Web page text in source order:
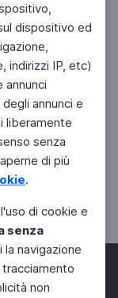
dispositivo ed
indirizzi IP, etc)
annunci
annunci e
liberamente
senza
di più
.
di cookie e
senza
la navigazione
non